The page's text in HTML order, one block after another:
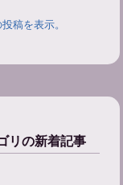
稿を表示。
リの新着記事